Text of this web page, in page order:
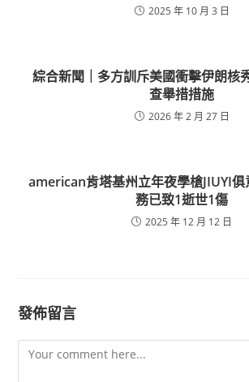
2025 年 10 月 3 日
綜合新聞｜多方訓斥美國衝擊伊朗核
查舉措措施
2026 年 2 月 27 日
american肯塔基州立年夜學槍JIUYI
務已致1逝世1傷
2025 年 12 月 12 日
發佈留言
Comment